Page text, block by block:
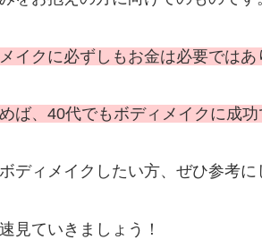
イクに必ずしもお金は必要ではあ
ば、40代でもボディメイクに 成
ディメイクしたい方、ぜひ参考に
見ていきましょう！